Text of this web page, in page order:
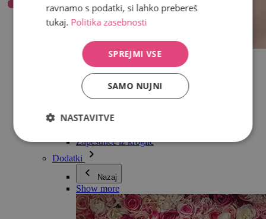
Vse v kategoriji Nakit
Uhani
Zapestnice
Ogrlice
Kolekcija Adéle Pečlové
Nakit za pare
Zapestnice iz kroglic
Dodatki
Nazaj
Show more
ravnamo s podatki, si lahko prebereš
tukaj. Politika zasebnosti
SPREJMI VSE
SAMO NUJNI
NASTAVITVE